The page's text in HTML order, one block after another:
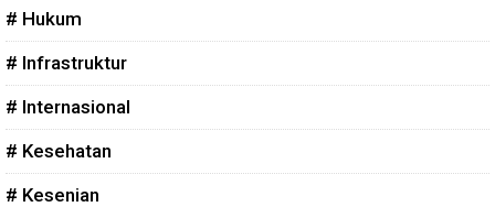
# Hukum
# Infrastruktur
# Internasional
# Kesehatan
# Kesenian